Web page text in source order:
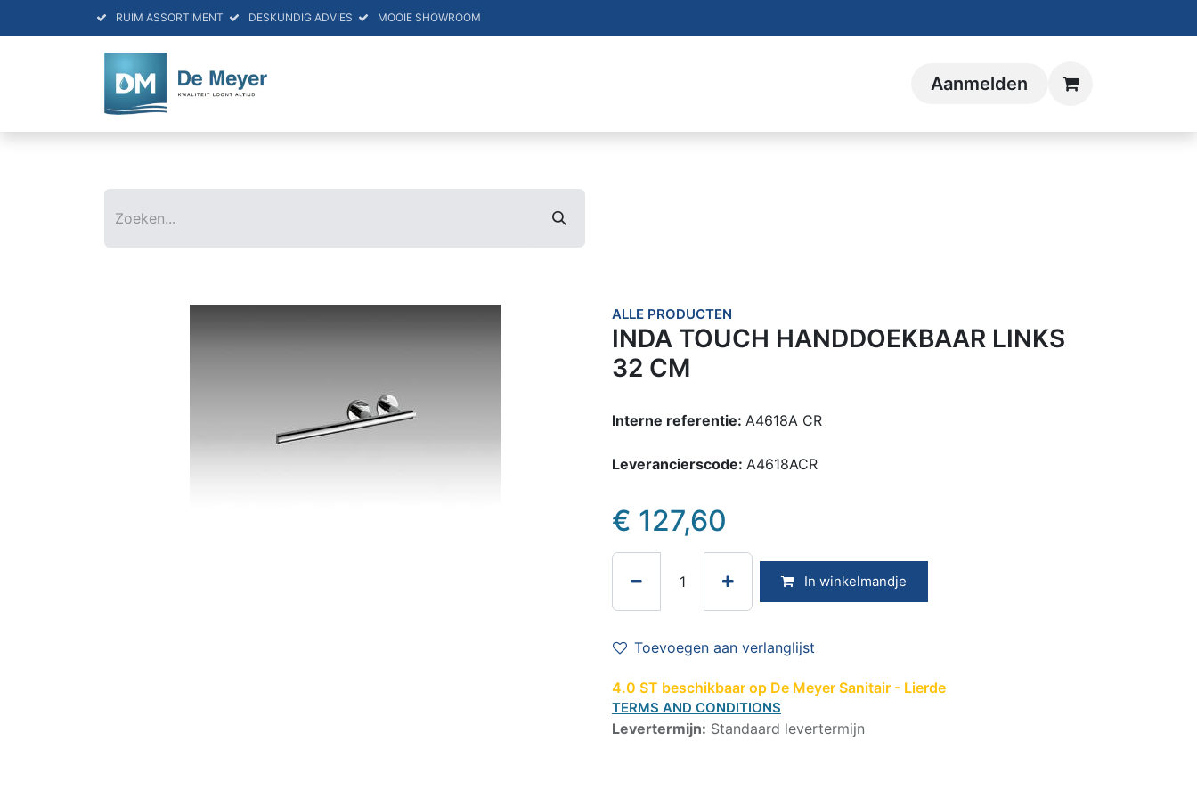
RUIM ASSORTIMENT DESKUNDIG ADVIES MOOIE SHOWROOM
Aanmelden
ALLE PRODUCTEN
INDA TOUCH HANDDOEKBAAR LINKS
32 CM
Interne referentie: A4618A CR
Leverancierscode: A4618ACR
€ 127,60
In winkelmandje
Toevoegen aan verlanglijst
4.0 ST beschikbaar op De Meyer Sanitair - Lierde
TERMS AND CONDITIONS
Levertermijn: Standaard levertermijn